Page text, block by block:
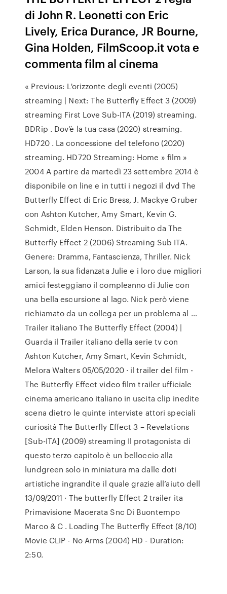
di John R. Leonetti con Eric
Lively, Erica Durance, JR Bourne,
Gina Holden, FilmScoop.it vota e
commenta film al cinema
« Previous: L'orizzonte degli eventi (2005)
streaming | Next: The Butterfly Effect 3 (2009)
streaming First Love Sub-ITA (2019) streaming.
BDRip . Dov’è la tua casa (2020) streaming.
HD720 . La concessione del telefono (2020)
streaming. HD720 Streaming: Home » film »
2004 A partire da martedì 23 settembre 2014 è
disponibile on line e in tutti i negozi il dvd The
Butterfly Effect di Eric Bress, J. Mackye Gruber
con Ashton Kutcher, Amy Smart, Kevin G.
Schmidt, Elden Henson. Distribuito da The
Butterfly Effect 2 (2006) Streaming Sub ITA.
Genere: Dramma, Fantascienza, Thriller. Nick
Larson, la sua fidanzata Julie e i loro due migliori
amici festeggiano il compleanno di Julie con
una bella escursione al lago. Nick però viene
richiamato da un collega per un problema al …
Trailer italiano The Butterfly Effect (2004) |
Guarda il Trailer italiano della serie tv con
Ashton Kutcher, Amy Smart, Kevin Schmidt,
Melora Walters 05/05/2020 · il trailer del film -
The Butterfly Effect video film trailer ufficiale
cinema americano italiano in uscita clip inedite
scena dietro le quinte interviste attori speciali
curiosità The Butterfly Effect 3 – Revelations
[Sub-ITA] (2009) streaming Il protagonista di
questo terzo capitolo è un belloccio alla
lundgreen solo in miniatura ma dalle doti
artistiche ingrandite il quale grazie all’aiuto dell
13/09/2011 · The butterfly Effect 2 trailer ita
Primavisione Macerata Snc Di Buontempo
Marco & C . Loading The Butterfly Effect (8/10)
Movie CLIP - No Arms (2004) HD - Duration:
2:50.